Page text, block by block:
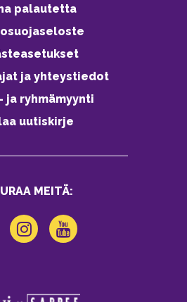
palautetta
ja yhteystiedot
ja ryhmämyynti
uutiskirje
MEITÄ: